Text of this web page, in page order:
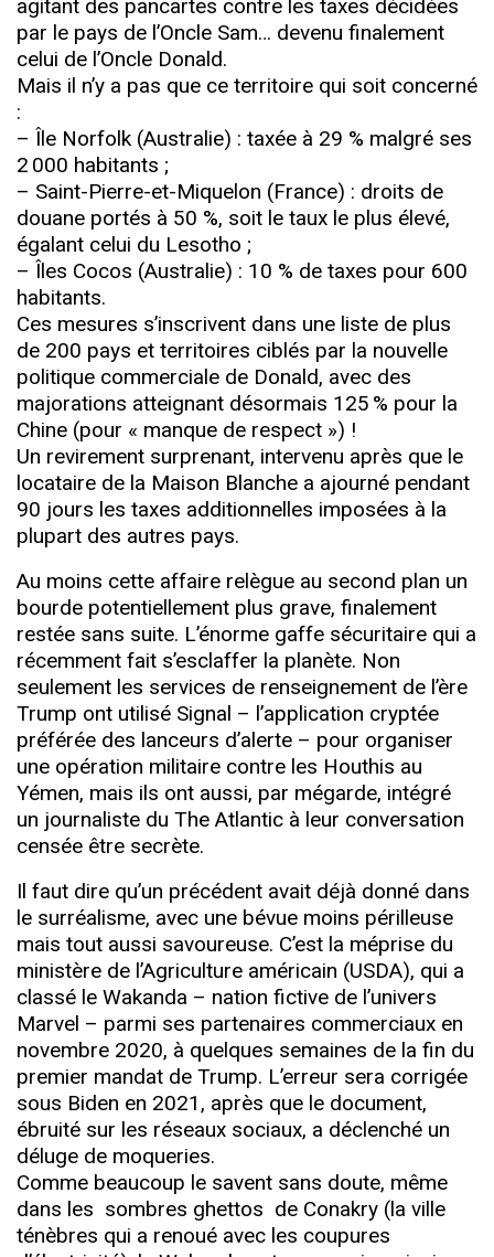
agitant des pancartes contre les taxes décidées
par le pays de l’Oncle Sam… devenu finalement
celui de l’Oncle Donald.
Mais il n’y a pas que ce territoire qui soit concerné
:
– Île Norfolk (Australie) : taxée à 29 % malgré ses
2 000 habitants ;
– Saint-Pierre-et-Miquelon (France) : droits de
douane portés à 50 %, soit le taux le plus élevé,
égalant celui du Lesotho ;
– Îles Cocos (Australie) : 10 % de taxes pour 600
habitants.
Ces mesures s’inscrivent dans une liste de plus
de 200 pays et territoires ciblés par la nouvelle
politique commerciale de Donald, avec des
majorations atteignant désormais 125 % pour la
Chine (pour « manque de respect ») !
Un revirement surprenant, intervenu après que le
locataire de la Maison Blanche a ajourné pendant
90 jours les taxes additionnelles imposées à la
plupart des autres pays.
Au moins cette affaire relègue au second plan un
bourde potentiellement plus grave, finalement
restée sans suite. L’énorme gaffe sécuritaire qui a
récemment fait s’esclaffer la planète. Non
seulement les services de renseignement de l’ère
Trump ont utilisé Signal – l’application cryptée
préférée des lanceurs d’alerte – pour organiser
une opération militaire contre les Houthis au
Yémen, mais ils ont aussi, par mégarde, intégré
un journaliste du The Atlantic à leur conversation
censée être secrète.
Il faut dire qu’un précédent avait déjà donné dans
le surréalisme, avec une bévue moins périlleuse
mais tout aussi savoureuse. C’est la méprise du
ministère de l’Agriculture américain (USDA), qui a
classé le Wakanda – nation fictive de l’univers
Marvel – parmi ses partenaires commerciaux en
novembre 2020, à quelques semaines de la fin du
premier mandat de Trump. L’erreur sera corrigée
sous Biden en 2021, après que le document,
ébruité sur les réseaux sociaux, a déclenché un
déluge de moqueries.
Comme beaucoup le savent sans doute, même
dans les sombres ghettos de Conakry (la ville
ténèbres qui a renoué avec les coupures